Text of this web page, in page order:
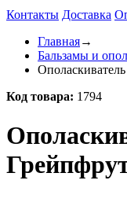
Контакты Доставка
Главная→
Бальзамы и
Код товара: 1794